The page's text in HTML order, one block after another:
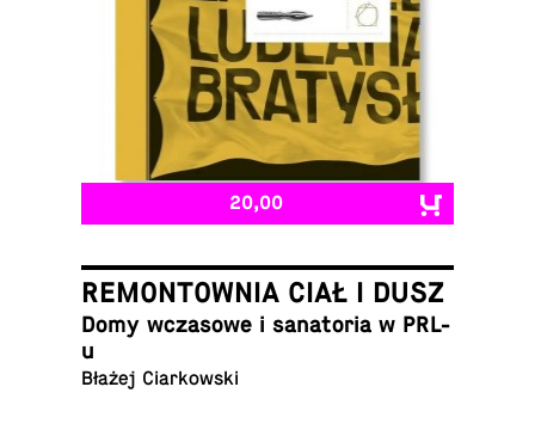
20,00
REMONTOWNIA CIAŁ I DUSZ
Domy wcza­sowe i sana­to­ria w PRL-
u
Błażej Ciarkowski